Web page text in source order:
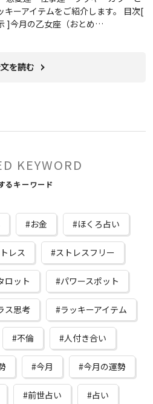
キーアイテムをご紹介します。 目次[
]今月の乙女座（おとめ…
を読む
KEYWORD
るキーワード
お金 ほくろ占い
レス ストレスフリー
ロット パワースポット
ス思考 ラッキーアイテム
不倫 人付き合い
今月 今月の運勢
前世占い 占い